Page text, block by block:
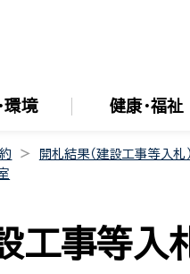
環境 健康・福祉
開札結果（建設工事等入札）
工事等入